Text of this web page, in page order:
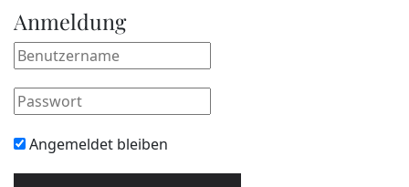
Anmeldung
Angemeldet bleiben